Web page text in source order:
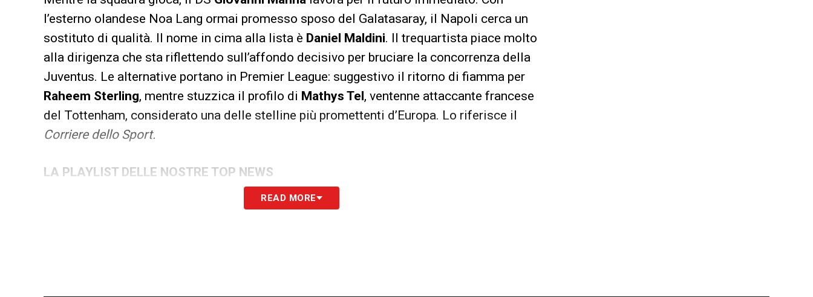
l’esterno olandese Noa Lang ormai promesso sposo del Galatasaray, il Napoli cerca un
sostituto di qualità. Il nome in cima alla lista è Daniel Maldini. Il trequartista piace molto
alla dirigenza che sta riflettendo sull’affondo decisivo per bruciare la concorrenza della
Juventus. Le alternative portano in Premier League: suggestivo il ritorno di fiamma per
Raheem Sterling, mentre stuzzica il profilo di Mathys Tel, ventenne attaccante francese
del Tottenham, considerato una delle stelline più promettenti d’Europa. Lo riferisce il
Corriere dello Sport.
LA PLAYLIST DELLE NOSTRE TOP NEWS
READ MORE